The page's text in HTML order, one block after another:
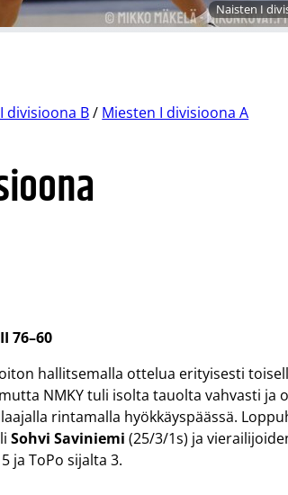
Naisten I
divisioona B/ Miesten I divisioona A
76–60
hallitsemalla ottelua erityisesti
NMKY tuli isolta tauolta vahvasti ja
rintamalla hyökkäyspäässä.
Sohvi Saviniemi (25/3/1s) ja
ja ToPo sijalta 3.